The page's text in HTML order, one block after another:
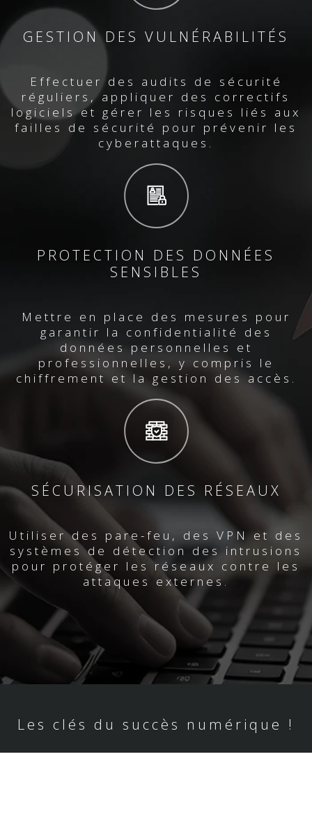
GESTION DES VULNÉRABILITÉS
Effectuer des audits de sécurité
réguliers, appliquer des correctifs
logiciels et gérer les risques liés aux
failles de sécurité pour prévenir les
cyberattaques.
PROTECTION DES DONNÉES
SENSIBLES
Mettre en place des mesures pour
garantir la confidentialité des
données personnelles et
professionnelles, y compris le
chiffrement et la gestion des accès.
SÉCURISATION DES RÉSEAUX
Utiliser des pare-feu, des VPN et des
systèmes de détection des intrusions
pour protéger les réseaux contre les
attaques externes.
Les clés du succès numérique !